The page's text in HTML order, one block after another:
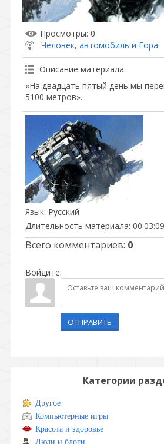
Просмотры: 0
Человек, автомобиль и Гора
Описание материала:
«На двадцать пятый день мы
5100 метров».
Язык: Русский
Длительность материала: 00:03:09
Всего комментариев: 0
Войдите:
ОТПРАВИТЬ
Категории
Другое
Компьютерные игры
Красота и здоровье
Люди и блоги